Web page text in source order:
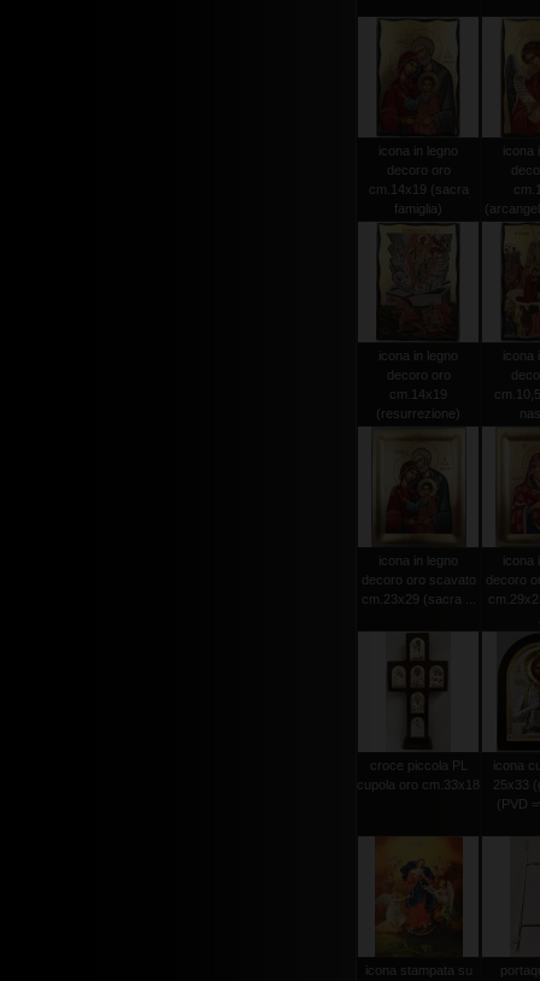
icona in legno
decoro oro
cm.14x19 (sacra
famiglia)
icona
icona in legno
decoro oro
cm.14x19
(resurrezione)
icona
icona in legno
decoro oro scavato
cm.23x29 (sacra ...
icona
decoro
croce piccola PL
cupola oro cm.33x18
icona
25x33
(PVD
icona stampata su